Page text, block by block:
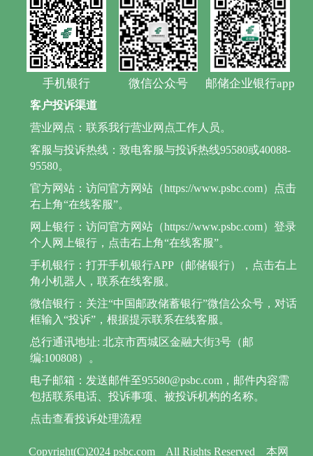
手机银行 微信公众号 邮储企业银行app
Copyright(C)2024 psbc.com All Rights Reserved 本网
客户投诉渠道
营业网点：联系我行营业网点工作人员。
客服与投诉热线：致电客服与投诉热线95580或40088-
95580。
官方网站：访问官方网站（https://www.psbc.com）点击
右上角“在线客服”。
网上银行：访问官方网站（https://www.psbc.com）登录
个人网上银行，点击右上角“在线客服”。
手机银行：打开手机银行APP（邮储银行），点击右上
角小机器人，联系在线客服。
微信银行：关注“中国邮政储蓄银行”微信公众号，对话
框输入“投诉”，根据提示联系在线客服。
总行通讯地址: 北京市西城区金融大街3号（邮
编:100808）。
电子邮箱：发送邮件至95580@psbc.com，邮件内容需
包括联系电话、投诉事项、被投诉机构的名称。
点击查看投诉处理流程